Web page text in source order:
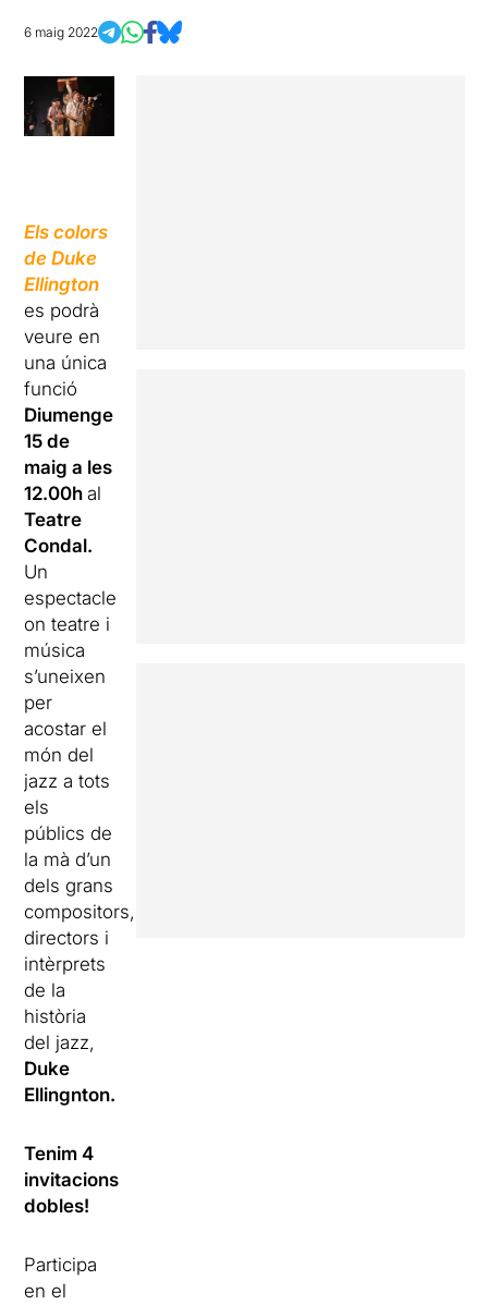
6 maig 2022
Els colors
de Duke
Ellington
es podrà
veure en
una única
funció
Diumenge
15 de
maig a les
12.00hal
Teatre
Condal.
Un
espectacle
on teatre i
música
s’uneixen
per
acostar el
món del
jazz a tots
els
públics de
la mà d’un
dels grans
compositors,
directors i
intèrprets
de la
història
del jazz,
Duke
Ellingnton.
Tenim 4
invitacions
dobles!
Participa
en el